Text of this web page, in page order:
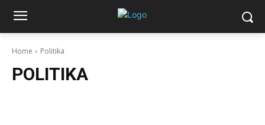
Home Politika
POLITIKA